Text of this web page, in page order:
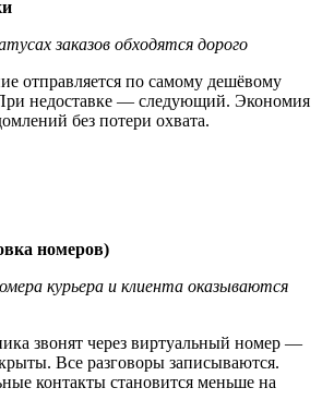
заказов обходятся дорого
отправляется по самому дешёвому
недоставке — следующий. Экономия
без потери охвата.
номеров)
курьера и клиента оказываются
звонят через виртуальный номер —
Все разговоры записываются.
контакты становится меньше на